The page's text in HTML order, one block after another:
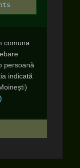
comuna
persoană
indicată